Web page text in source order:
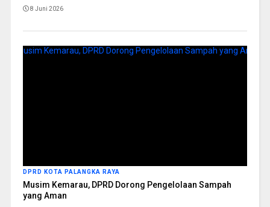
8 Juni 2026
DPRD KOTA PALANGKA RAYA
Musim Kemarau, DPRD Dorong Pengelolaan Sampah
yang Aman